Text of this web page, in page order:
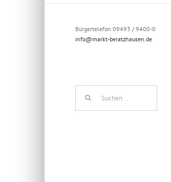
Bürgertelefon 09493 / 9400-0
info@markt-beratzhausen.de